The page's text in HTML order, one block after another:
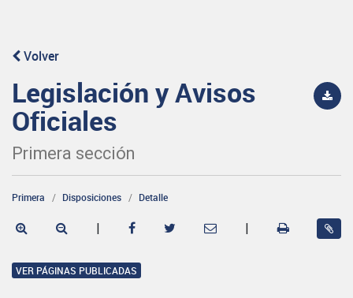
Volver
Legislación y Avisos
Oficiales
Primera sección
Primera Disposiciones Detalle
| |
VER PÁGINAS PUBLICADAS